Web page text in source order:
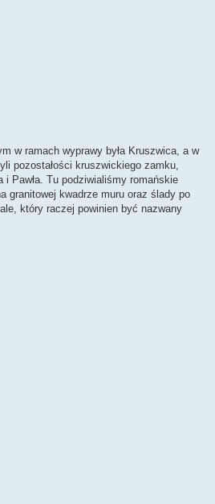
w ramach wyprawy była Kruszwica, a w
pozostałości kruszwickiego zamku,
i Pawła. Tu podziwialiśmy romańskie
granitowej kwadrze muru oraz ślady po
który raczej powinien być nazwany